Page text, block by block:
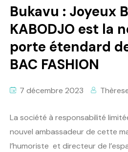
Bukavu : Joyeux
KABODJO est la
porte étendard
BAC FASHION
7 décembre 2023
La société à responsabilité
nouvel ambassadeur de cette
l’humoriste et directeur de